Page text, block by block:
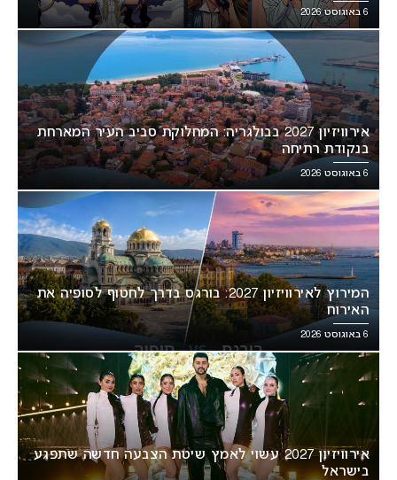
6 באוגוסט 2026
אירוויזיון 2027 בבולגריה: המחלוקת סביב העיר המארחת
בנקודת רתיחה
6 באוגוסט 2026
המירוץ לאירוויזיון 2027: בורגס בדרך לחטוף לסופיה את
האירוח
6 באוגוסט 2026
אירוויזיון 2027 עשוי לאמץ שיטת הצבעה חדשה שתפגע
בישראל